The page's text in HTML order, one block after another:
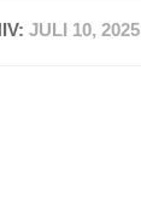
JULI 10, 2025